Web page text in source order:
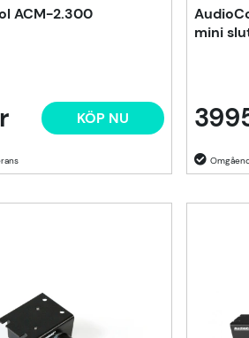
ACM-2.300
KÖP NU
mini